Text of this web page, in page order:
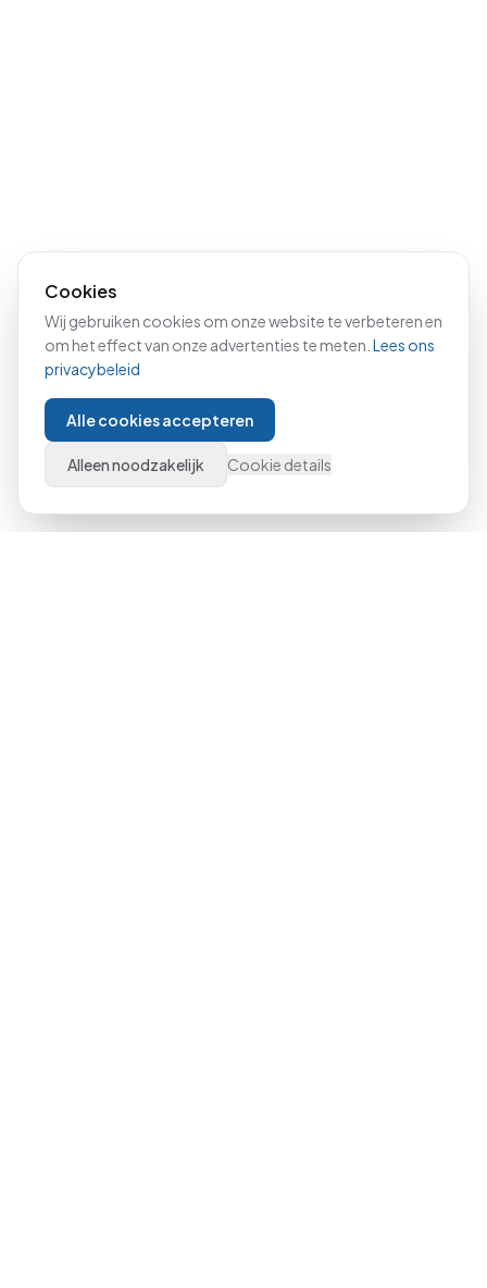
Cookies
Wij gebruiken cookies om onze website te verbeteren en
om het effect van onze advertenties te meten. Lees ons
privacybeleid
Alle cookies accepteren
Alleen noodzakelijk Cookie details